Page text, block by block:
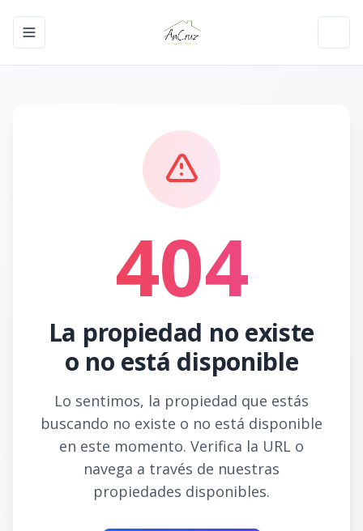
Toggle navigation menu
404
La propiedad no existe
o no está disponible
Lo sentimos, la propiedad que estás
buscando no existe o no está disponible
en este momento. Verifica la URL o
navega a través de nuestras
propiedades disponibles.